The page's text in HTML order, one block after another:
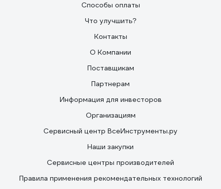
Способы оплаты
Что улучшить?
Контакты
О Компании
Поставщикам
Партнерам
Информация для инвесторов
Организациям
Сервисный центр ВсеИнструменты.ру
Наши закупки
Сервисные центры производителей
Правила применения рекомендательных технологий